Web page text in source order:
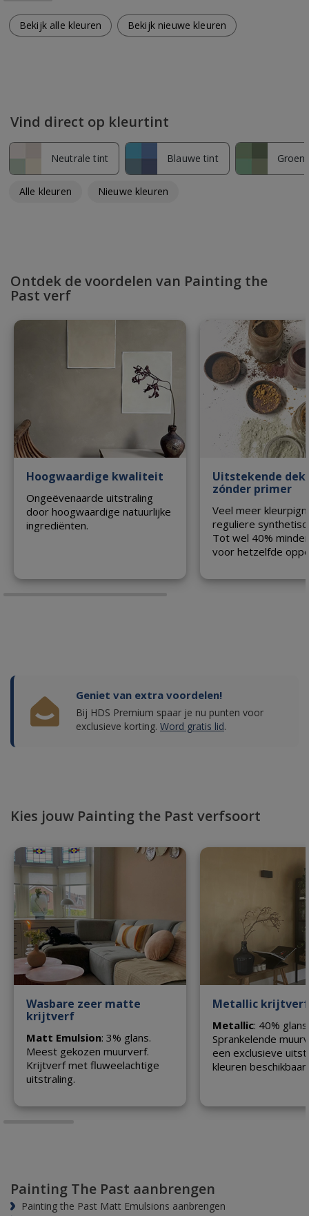
Bekijk alle kleuren Bekijk nieuwe kleuren
Vind direct op kleurtint
Neutrale tint Blauwe tint
Alle kleuren Nieuwe kleuren
Ontdek de voordelen van Painting the
Past verf
Hoogwaardige kwaliteit
Ongeëvenaarde uitstraling
door hoogwaardige natuurlijke
ingrediënten.
Uitstekende
zónder primer
Veel meer
reguliere
Tot wel 40%
voor hetzelfde
Geniet van extra voordelen!
Bij HDS Premium spaar je nu punten voor
exclusieve korting. Word gratis lid.
Kies jouw Painting the Past verfsoort
Wasbare zeer matte
krijtverf
Matt Emulsion: 3% glans.
Meest gekozen muurverf.
Krijtverf met fluweelachtige
uitstraling.
Metallic krijtverf
Metallic: 40% glans.
Sprankelende
een exclusieve
kleuren beschikbaar.
Painting The Past aanbrengen
Painting the Past Matt Emulsions aanbrengen